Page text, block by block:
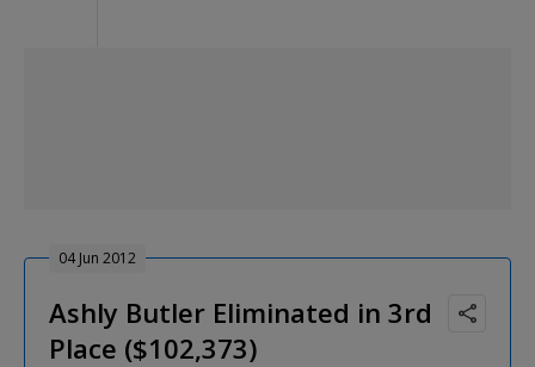
04 Jun 2012
Ashly Butler Eliminated in 3rd
Place ($102,373)